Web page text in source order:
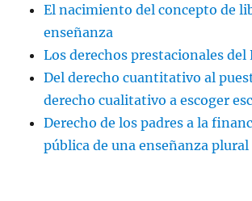
El nacimiento del concepto de
enseñanza
Los derechos prestacionales del
Del derecho cuantitativo al
derecho cualitativo a escoger
Derecho de los padres a la
pública de una enseñanza plural